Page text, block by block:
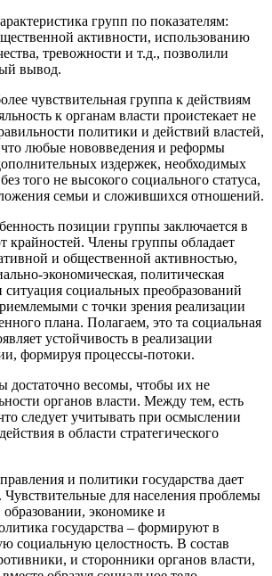
групп по показателям:
активности, использованию
тревожности и т.д., позволили
вывод.
чувствительная группа к действиям
к органам власти проистекает не
политики и действий властей,
что любые нововведения и реформы
издержек, необходимых
того не высокого социального статуса,
семьи и сложившихся отношений.
позиции группы заключается в
крайностей. Члены группы обладает
и общественной активностью,
экономическая, политическая
ситуация социальных преобразований
с точки зрения реализации
плана. Полагаем, это та социальная
устойчивость в реализации
формируя процессы-потоки.
достаточно весомы, чтобы их не
органов власти. Между тем, есть
следует учитывать при осмыслении
в области стратегического
и политики государства дает
для населения проблемы
экономике и
государства – формируют в
социальную целостность. В состав
и сторонники органов власти,